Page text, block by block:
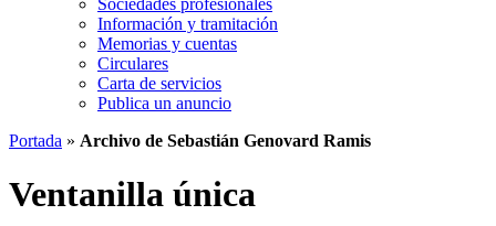
Sociedades profesionales
Información y tramitación
Memorias y cuentas
Circulares
Carta de servicios
Publica un anuncio
Portada » Archivo de Sebastián Genovard Ramis
Ventanilla única